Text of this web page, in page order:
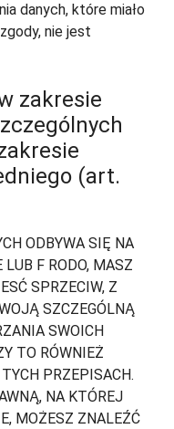
danych, które miało
nie jest
zakresie
(art.
ODBYWA SIĘ NA
LUB F RODO, MASZ
SPRZECIW, Z
SZCZEGÓLNĄ
SWOICH
TO RÓWNIEŻ
PRZEPISACH.
NA KTÓREJ
MOŻESZ ZNALEŹĆ